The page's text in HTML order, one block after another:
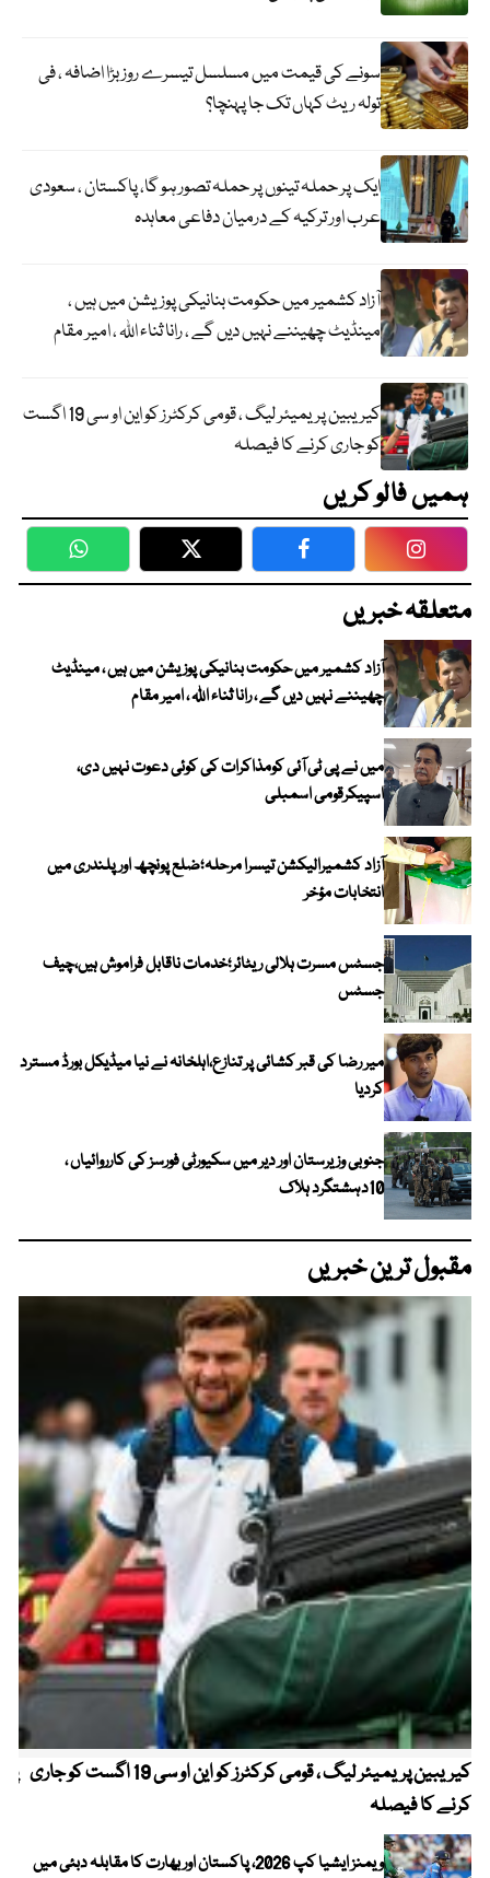
سونے کی قیمت میں مسلسل تیسرے روز بڑا اضافہ ، فی
تولہ ریٹ کہاں تک جا پہنچا؟
ایک پر حملہ تینوں پر حملہ تصور ہو گا، پاکستان ، سعودی
عرب اور ترکیہ کے درمیان دفاعی معاہدہ
آزاد کشمیر میں حکومت بنانیکی پوزیشن میں ہیں ،
مینڈیٹ چھیننے نہیں دیں گے ، رانا ثناء اللہ ، امیر مقام
کیریبین پریمیئر لیگ ، قومی کرکٹرز کو این او سی 19 اگست
کو جاری کرنے کا فیصلہ
ہمیں فالو کریں
WhatsApp Twitter Facebook
متعلقہ خبریں
آزاد کشمیر میں حکومت بنانیکی پوزیشن میں ہیں ، مینڈیٹ
چھیننے نہیں دیں گے ، رانا ثناء اللہ ، امیر مقام
میں نے پی ٹی آئی کومذاکرات کی کوئی دعوت نہیں دی،
اسپیکرقومی اسمبلی
آزاد کشمیرالیکشن تیسرا مرحلہ؛ضلع پونچھ اور پلندری میں
انتخابات مؤخر
جسٹس مسرت ہلالی ریٹائر؛خدمات ناقابل فراموش ہیں،چیف
جسٹس
میر رضا کی قبر کشائی پر تنازع،اہلخانہ نے نیا میڈیکل بورڈ مسترد
کردیا
جنوبی وزیرستان اور دیر میں سکیورٹی فورسز کی کارروائیاں ،
10دہشتگرد ہلاک
مقبول ترین خبریں
کیریبین پریمیئر لیگ ، قومی کرکٹرز کو این او سی 19 اگست کو جاری
کرنے کا فیصلہ
ویمنز ایشیا کپ 2026، پاکستان اور بھارت کا مقابلہ دبئی میں